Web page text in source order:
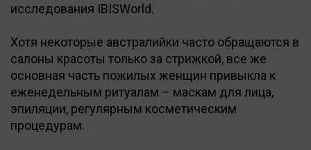
исследования IBISWorld.
Хотя некоторые австралийки часто обращаются в
салоны красоты только за стрижкой, все же
основная часть пожилых женщин привыкла к
еженедельным ритуалам – маскам для лица,
эпиляции, регулярным косметическим
процедурам.